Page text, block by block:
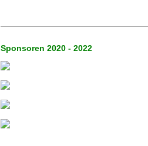
Sponsoren 2020 - 2022